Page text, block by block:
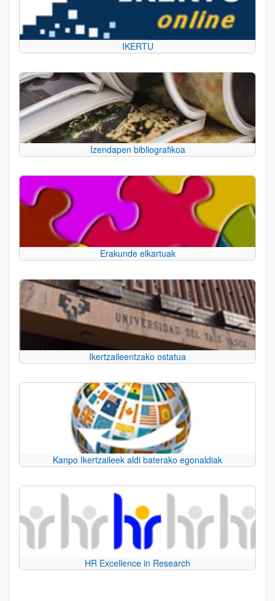
IKERTU
Izendapen bibliografikoa
Erakunde elkartuak
Ikertzaileentzako ostatua
Kanpo Ikertzaileek aldi baterako egonaldiak
HR Excellence in Research